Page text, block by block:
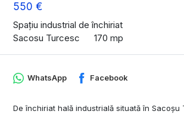
550 €
Spațiu industrial de închiriat
Sacosu Turcesc
170 mp
WhatsApp Facebook
De închiriat hală industrială situată în Sacoșu